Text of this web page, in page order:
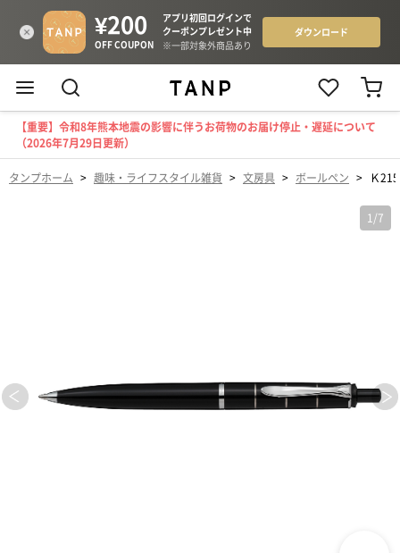
【重要】令和8年熊本地震の影響に伴うお荷物のお届け停止・遅延について
（2026年7月29日更新）
タンプホーム > 趣味・ライフスタイル雑貨 > 文房具 > ボールペン > Ｋ
1 /7